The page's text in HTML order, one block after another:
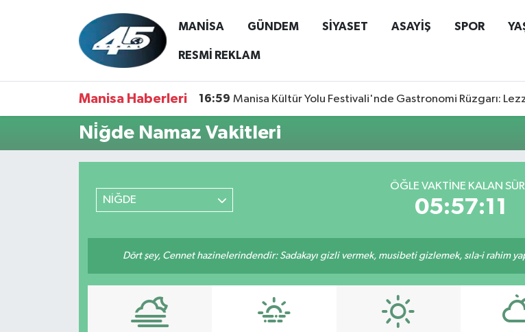
MANİSA GÜNDEM SİYASET ASAYİŞ SPOR
RESMİ REKLAM
Manisa Haberleri 16:59 Manisa Kültür Yolu Festivali'nde Gastronomi Rüzgarı:
Ni̇ğde Namaz Vakitleri
NİĞDE
ÖĞLE VAKTİNE KALAN
05:57:11
Dört şey, Cennet hazinelerindendir: Sadakayı gizli vermek, musibeti gizlemek, sıla-i rahim
MANİSA
Hava Durumu
Süper Lig Puan Durumu ve Fikstür
Son Dakika Haberleri